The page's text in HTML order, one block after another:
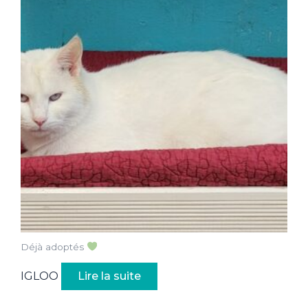
Déjà adoptés
IGLOO Lire la suite